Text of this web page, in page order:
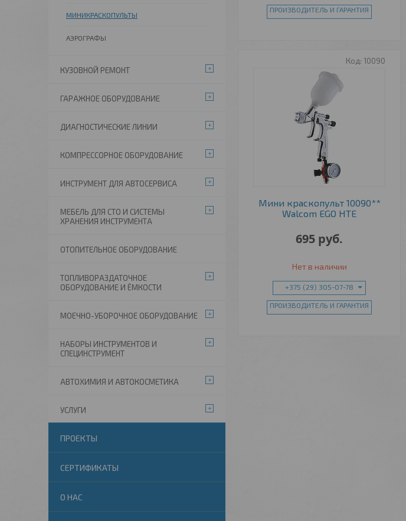
ПРОИЗВОДИТЕЛЬ И ГАРАНТИЯ
10090
Мини краскопульт 10090**
Walcom EGO HTE
695 руб.
Нет в наличии
+375 (29) 305-07-78
ПРОИЗВОДИТЕЛЬ И ГАРАНТИЯ
МИНИКРАСКОПУЛЬТЫ
АЭРОГРАФЫ
КУЗОВНОЙ РЕМОНТ
ГАРАЖНОЕ ОБОРУДОВАНИЕ
ДИАГНОСТИЧЕСКИЕ ЛИНИИ
КОМПРЕССОРНОЕ ОБОРУДОВАНИЕ
ИНСТРУМЕНТ ДЛЯ АВТОСЕРВИСА
МЕБЕЛЬ ДЛЯ СТО И СИСТЕМЫ
ХРАНЕНИЯ ИНСТРУМЕНТА
ОТОПИТЕЛЬНОЕ ОБОРУДОВАНИЕ
ТОПЛИВОРАЗДАТОЧНОЕ
ОБОРУДОВАНИЕ И ЁМКОСТИ
МОЕЧНО-УБОРОЧНОЕ ОБОРУДОВАНИЕ
НАБОРЫ ИНСТРУМЕНТОВ И
СПЕЦИНСТРУМЕНТ
АВТОХИМИЯ И АВТОКОСМЕТИКА
УСЛУГИ
ПРОЕКТЫ
СЕРТИФИКАТЫ
О НАС